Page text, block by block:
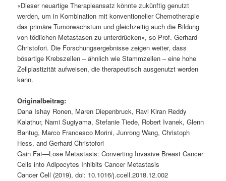
«Dieser neuartige Therapieansatz könnte zukünftig genutzt
werden, um in Kombination mit konventioneller Chemotherapie
das primäre Tumorwachstum und gleichzeitig auch die Bildung
von tödlichen Metastasen zu unterdrücken», so Prof. Gerhard
Christofori. Die Forschungsergebnisse zeigen weiter, dass
bösartige Krebszellen – ähnlich wie Stammzellen – eine hohe
Zellplastizität aufweisen, die therapeutisch ausgenutzt werden
kann.
Originalbeitrag:
Dana Ishay Ronen, Maren Diepenbruck, Ravi Kiran Reddy
Kalathur, Nami Sugiyama, Stefanie Tiede, Robert Ivanek, Glenn
Bantug, Marco Francesco Morini, Junrong Wang, Christoph
Hess, and Gerhard Christofori
Gain Fat—Lose Metastasis: Converting Invasive Breast Cancer
Cells into Adipocytes Inhibits Cancer Metastasis
Cancer Cell (2019), doi: 10.1016/j.ccell.2018.12.002